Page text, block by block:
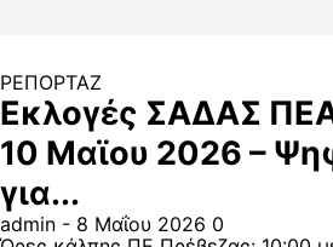
ΡΕΠΟΡΤΑΖ
Εκλογές ΣΑΔΑΣ
10 Μαϊου 2026 –
για...
admin - 8 Μαΐου 2026 0